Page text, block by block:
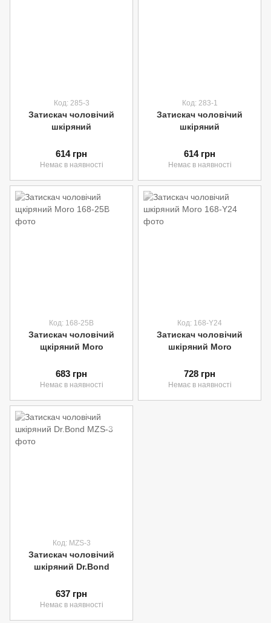
Код: 285-3
Затискач чоловічий
шкіряний
614 грн
Немає в наявності
Код: 283-1
Затискач чоловічий
шкіряний
614 грн
Немає в наявності
Код: 168-25В
Затискач чоловічий
щкіряний Moro
683 грн
Немає в наявності
Код: 168-Y24
Затискач чоловічий
шкіряний Moro
728 грн
Немає в наявності
Код: MZS-3
Затискач чоловічий
шкіряний Dr.Bond
637 грн
Немає в наявності